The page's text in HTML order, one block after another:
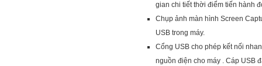
gian chi tiết thời điểm tiến hành
Chụp ảnh màn hình Screen
USB trong máy.
Cổng USB cho phép kết nối
nguồn điện cho máy . Cáp USB